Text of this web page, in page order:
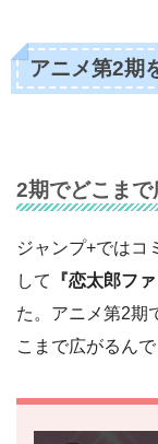
アニメ第2期
2期でどこま
ジャンプ+ではコ
して
『恋太郎フ
た。アニメ第2期
こまで広がるん